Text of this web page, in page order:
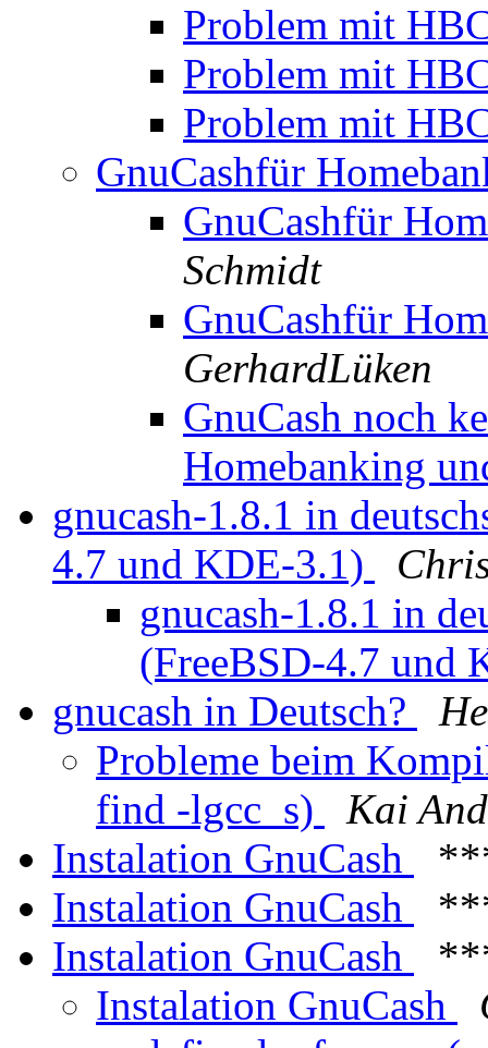
Problem mit
Problem mit
Problem mit
GnuCashfür
GnuCashfür
Schmidt
GnuCashfür
GerhardLüken
GnuCash noch
Homebanking
gnucash-1.8.1 in
4.7 und KDE-3.1)
gnucash-1.8.1 in
(FreeBSD-4.7 und
gnucash in Deutsch?
Probleme beim
find -lgcc_s)
Kai
Instalation GnuCash
Instalation GnuCash
Instalation GnuCash
Instalation GnuCash